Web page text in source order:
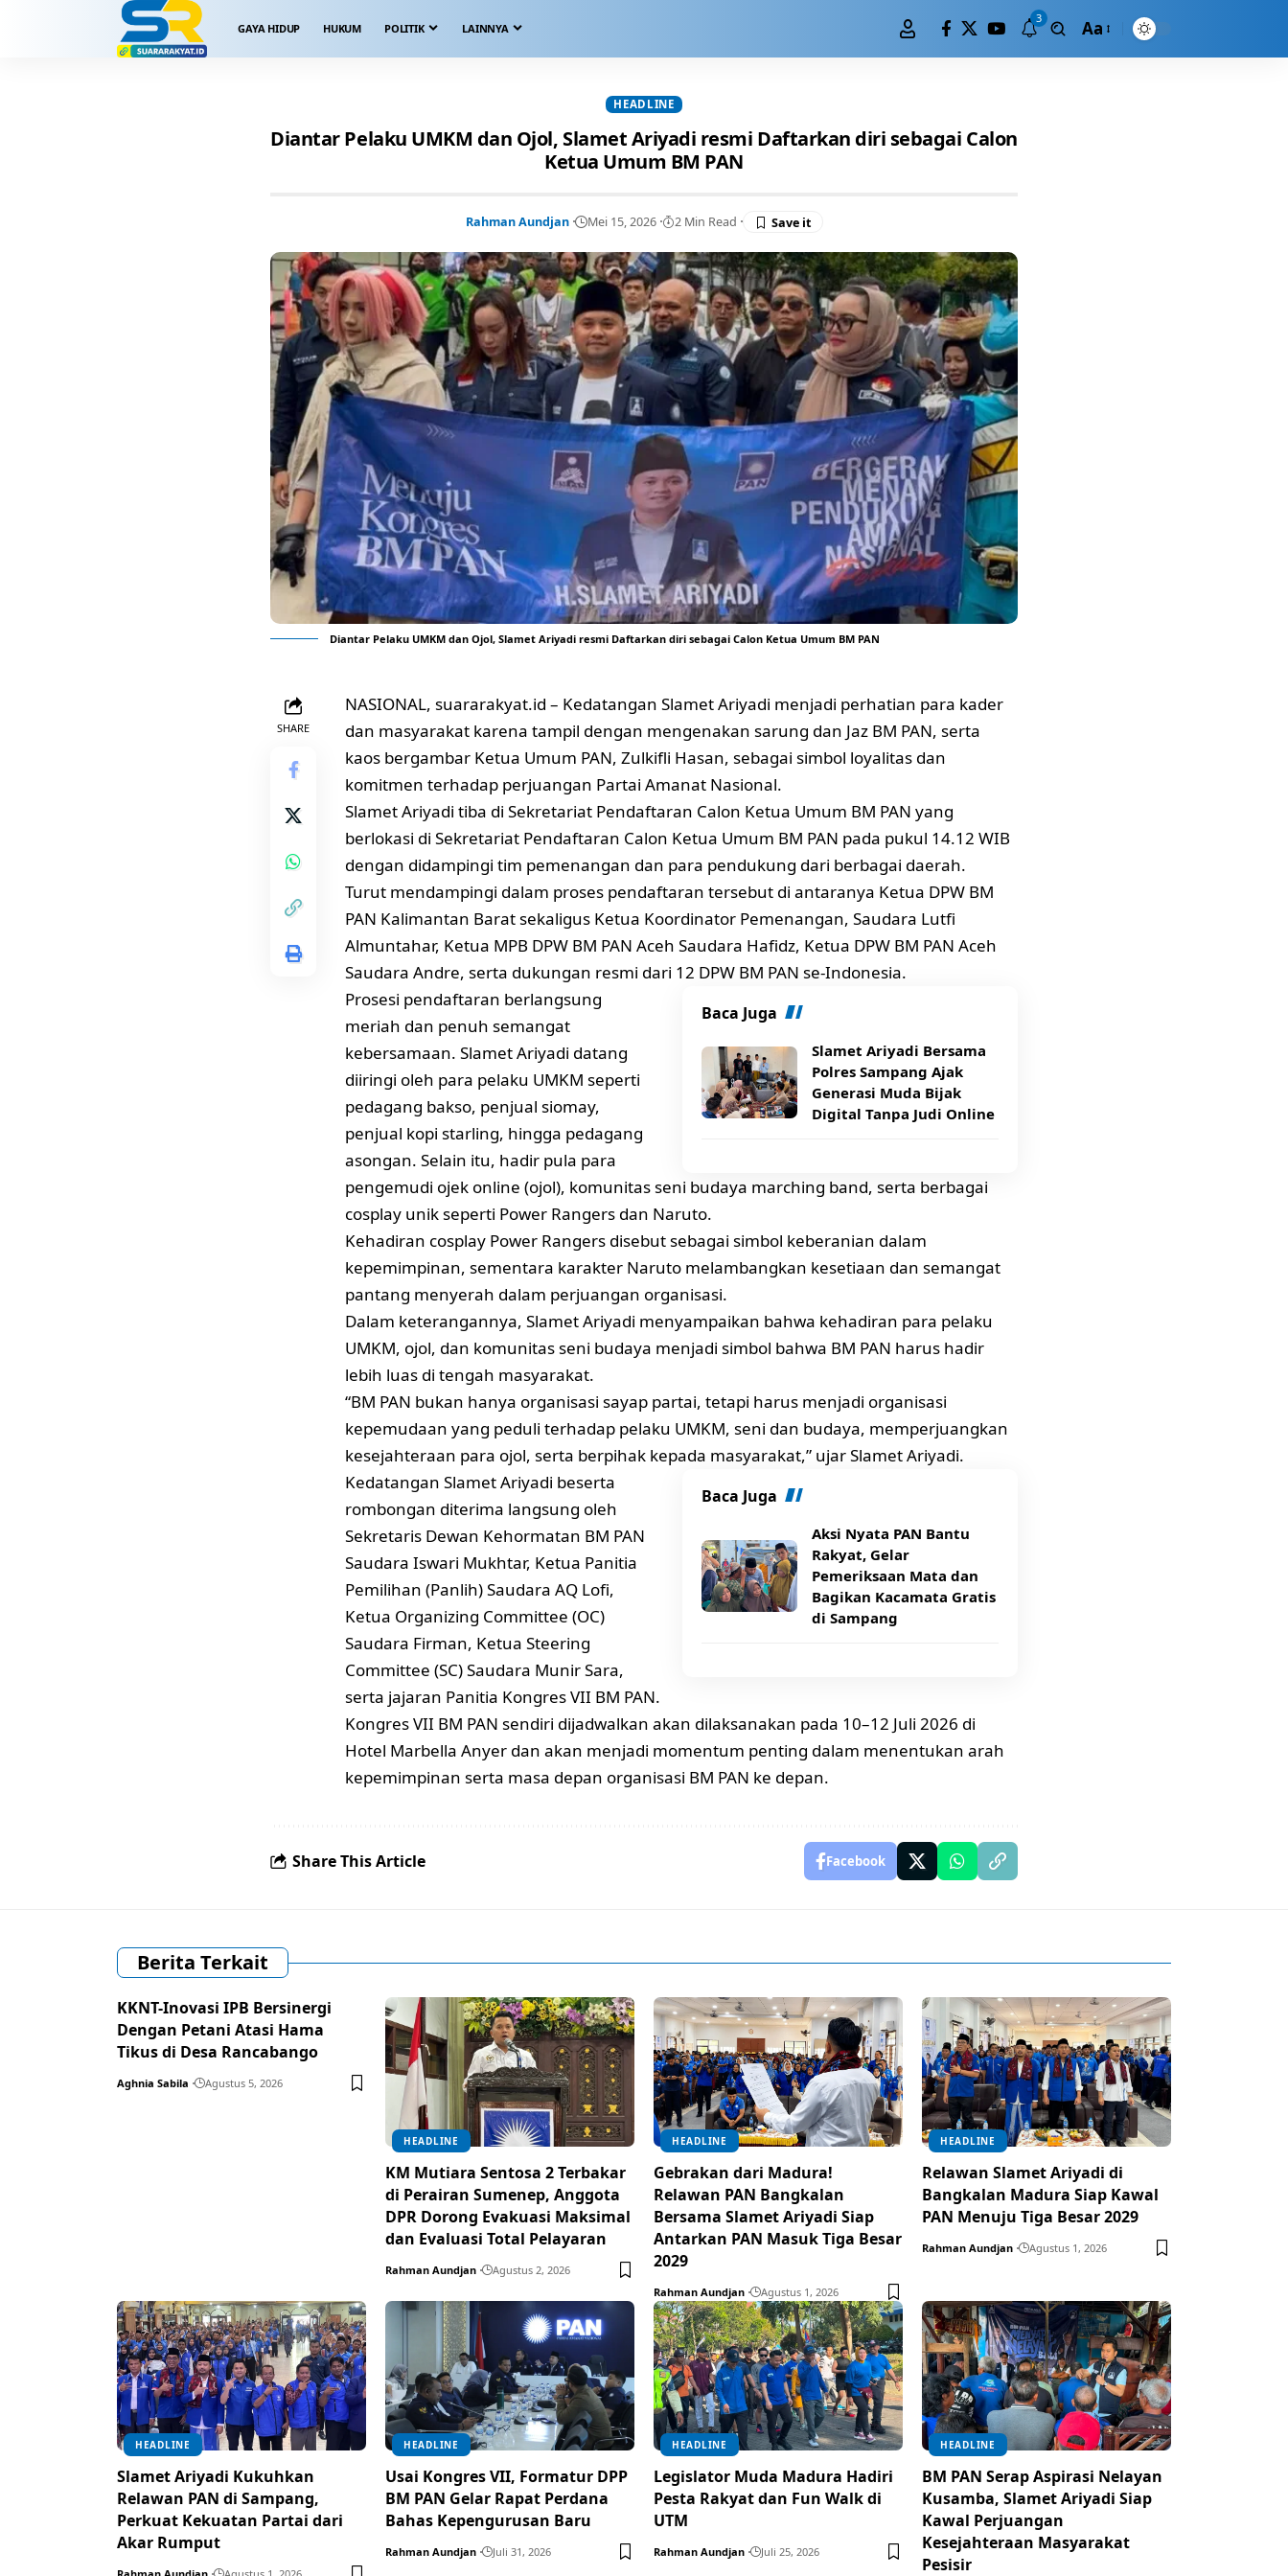
GAYA HIDUP HUKUM POLITIK LAINNYA
3 Aa
HEADLINE
Diantar Pelaku UMKM dan Ojol, Slamet Ariyadi resmi Daftarkan diri sebagai Calon
Ketua Umum BM PAN
Rahman Aundjan Mei 15, 2026 2 Min Read
Diantar Pelaku UMKM dan Ojol, Slamet Ariyadi resmi Daftarkan diri sebagai Calon Ketua Umum BM PAN
SHARE
NASIONAL, suararakyat.id – Kedatangan Slamet Ariyadi menjadi perhatian para kader
dan masyarakat karena tampil dengan mengenakan sarung dan Jaz BM PAN, serta
kaos bergambar Ketua Umum PAN, Zulkifli Hasan, sebagai simbol loyalitas dan
komitmen terhadap perjuangan Partai Amanat Nasional.
Slamet Ariyadi tiba di Sekretariat Pendaftaran Calon Ketua Umum BM PAN yang
berlokasi di Sekretariat Pendaftaran Calon Ketua Umum BM PAN pada pukul 14.12 WIB
dengan didampingi tim pemenangan dan para pendukung dari berbagai daerah.
Turut mendampingi dalam proses pendaftaran tersebut di antaranya Ketua DPW BM
PAN Kalimantan Barat sekaligus Ketua Koordinator Pemenangan, Saudara Lutfi
Almuntahar, Ketua MPB DPW BM PAN Aceh Saudara Hafidz, Ketua DPW BM PAN Aceh
Saudara Andre, serta dukungan resmi dari 12 DPW BM PAN se-Indonesia.
Baca Juga
Slamet Ariyadi Bersama
Polres Sampang Ajak
Generasi Muda Bijak
Digital Tanpa Judi Online
Prosesi pendaftaran berlangsung
meriah dan penuh semangat
kebersamaan. Slamet Ariyadi datang
diiringi oleh para pelaku UMKM seperti
pedagang bakso, penjual siomay,
penjual kopi starling, hingga pedagang
asongan. Selain itu, hadir pula para
pengemudi ojek online (ojol), komunitas seni budaya marching band, serta berbagai
cosplay unik seperti Power Rangers dan Naruto.
Kehadiran cosplay Power Rangers disebut sebagai simbol keberanian dalam
kepemimpinan, sementara karakter Naruto melambangkan kesetiaan dan semangat
pantang menyerah dalam perjuangan organisasi.
Dalam keterangannya, Slamet Ariyadi menyampaikan bahwa kehadiran para pelaku
UMKM, ojol, dan komunitas seni budaya menjadi simbol bahwa BM PAN harus hadir
lebih luas di tengah masyarakat.
“BM PAN bukan hanya organisasi sayap partai, tetapi harus menjadi organisasi
kepemudaan yang peduli terhadap pelaku UMKM, seni dan budaya, memperjuangkan
kesejahteraan para ojol, serta berpihak kepada masyarakat,” ujar Slamet Ariyadi.
Baca Juga
Aksi Nyata PAN Bantu
Rakyat, Gelar
Pemeriksaan Mata dan
Bagikan Kacamata Gratis
di Sampang
Kedatangan Slamet Ariyadi beserta
rombongan diterima langsung oleh
Sekretaris Dewan Kehormatan BM PAN
Saudara Iswari Mukhtar, Ketua Panitia
Pemilihan (Panlih) Saudara AQ Lofi,
Ketua Organizing Committee (OC)
Saudara Firman, Ketua Steering
Committee (SC) Saudara Munir Sara,
serta jajaran Panitia Kongres VII BM PAN.
Kongres VII BM PAN sendiri dijadwalkan akan dilaksanakan pada 10–12 Juli 2026 di
Hotel Marbella Anyer dan akan menjadi momentum penting dalam menentukan arah
kepemimpinan serta masa depan organisasi BM PAN ke depan.
Share This Article Facebook
Berita Terkait
KKNT-Inovasi IPB Bersinergi
Dengan Petani Atasi Hama
Tikus di Desa Rancabango
Aghnia Sabila Agustus 5, 2026
HEADLINE
KM Mutiara Sentosa 2 Terbakar
di Perairan Sumenep, Anggota
DPR Dorong Evakuasi Maksimal
dan Evaluasi Total Pelayaran
Rahman Aundjan Agustus 2, 2026
HEADLINE
Gebrakan dari Madura!
Relawan PAN Bangkalan
Bersama Slamet Ariyadi Siap
Antarkan PAN Masuk Tiga Besar
2029
Rahman Aundjan Agustus 1, 2026
HEADLINE
Relawan Slamet Ariyadi di
Bangkalan Madura Siap Kawal
PAN Menuju Tiga Besar 2029
Rahman Aundjan Agustus 1, 2026
HEADLINE
Slamet Ariyadi Kukuhkan
Relawan PAN di Sampang,
Perkuat Kekuatan Partai dari
Akar Rumput
HEADLINE
Usai Kongres VII, Formatur DPP
BM PAN Gelar Rapat Perdana
Bahas Kepengurusan Baru
Rahman Aundjan Juli 31, 2026
HEADLINE
Legislator Muda Madura Hadiri
Pesta Rakyat dan Fun Walk di
UTM
Rahman Aundjan Juli 25, 2026
HEADLINE
BM PAN Serap Aspirasi Nelayan
Kusamba, Slamet Ariyadi Siap
Kawal Perjuangan
Kesejahteraan Masyarakat
Pesisir